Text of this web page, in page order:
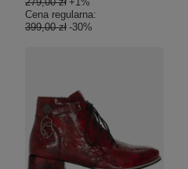
Cena regularna:
399,00 zł -30%